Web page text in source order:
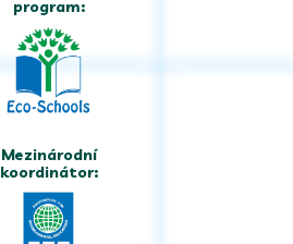
program:
Mezinárodní
koordinátor: